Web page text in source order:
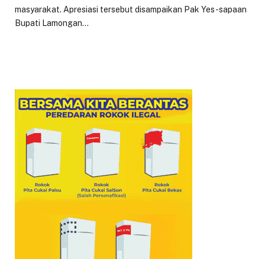
masyarakat. Apresiasi tersebut disampaikan Pak Yes-sapaan
Bupati Lamongan…